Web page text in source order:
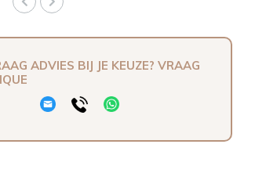
ADVIES BIJ JE KEUZE? VRAAG